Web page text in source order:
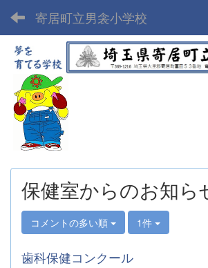
寄居町立男衾小学校
保健室からのお知ら
コメントの多い順 1件
歯科保健コンクール